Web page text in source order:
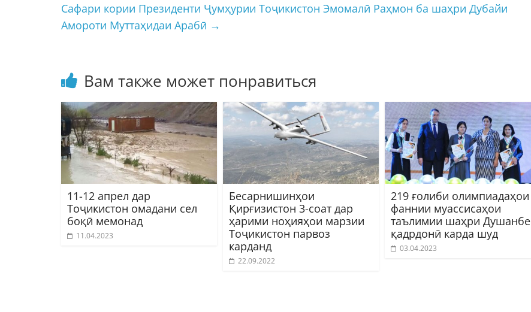
Сафари кории Президенти Ҷумҳурии Тоҷикистон Эмомалӣ Раҳмон ба шаҳри Дубайи
Амороти Муттаҳидаи Арабӣ →
Вам также может понравиться
11-12 апрел дар
Тоҷикистон омадани сел
боқӣ мемонад
11.04.2023
Бесарнишинҳои
Қирғизистон 3-соат дар
ҳарими ноҳияҳои марзии
Тоҷикистон парвоз
карданд
22.09.2022
219 ғолиби олимпиадаҳои
фаннии муассисаҳои
таълимии шаҳри Душанбе
қадрдонӣ карда шуд
03.04.2023